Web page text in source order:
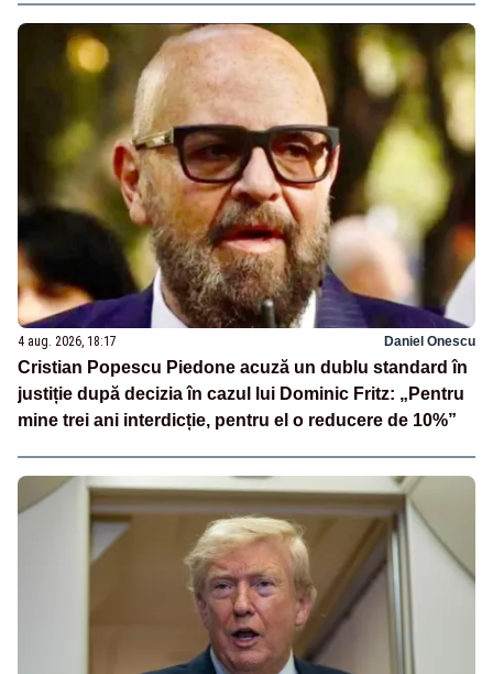
4 aug. 2026, 18:17 Daniel Onescu
Cristian Popescu Piedone acuză un dublu standard în
justiție după decizia în cazul lui Dominic Fritz: „Pentru
mine trei ani interdicție, pentru el o reducere de 10%”